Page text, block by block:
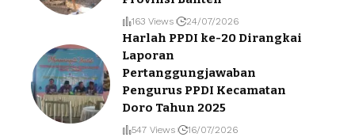
163 Views 24/07/2026
Harlah PPDI ke-20 Dirangkai
Laporan
Pertanggungjawaban
Pengurus PPDI Kecamatan
Doro Tahun 2025
547 Views 16/07/2026